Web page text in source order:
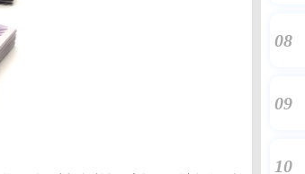
08
09
10